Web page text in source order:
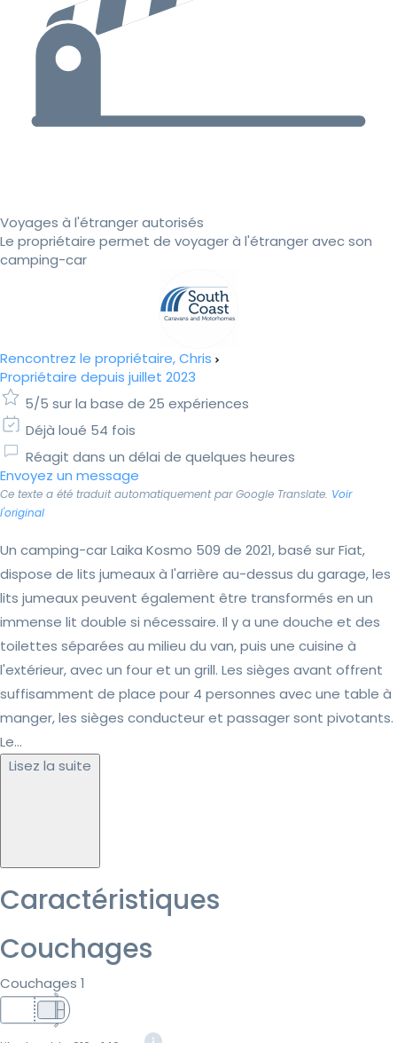
Voyages à l'étranger autorisés
Le propriétaire permet de voyager à l'étranger avec son
camping-car
Rencontrez le propriétaire, Chris
Propriétaire depuis juillet 2023
5/5 sur la base de 25 expériences
Déjà loué 54 fois
Réagit dans un délai de quelques heures
Envoyez un message
Ce texte a été traduit automatiquement par Google Translate. Voir
l'original
Un camping-car Laika Kosmo 509 de 2021, basé sur Fiat,
dispose de lits jumeaux à l'arrière au-dessus du garage, les
lits jumeaux peuvent également être transformés en un
immense lit double si nécessaire. Il y a une douche et des
toilettes séparées au milieu du van, puis une cuisine à
l'extérieur, avec un four et un grill. Les sièges avant offrent
suffisamment de place pour 4 personnes avec une table à
manger, les sièges conducteur et passager sont pivotants.
Le...
Lisez la suite
Caractéristiques
Couchages
Couchages 1